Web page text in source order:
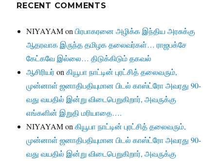
RECENT COMMENTS
NIYAYAMonபிரபாகரனை அழிக்க இந்திய அரசுக்கு
ஆதரவாக இருந்த தமிழக தலைவர்கள்… ராஜபக்சே
கேட்கவே இல்லை… திடுக்கிடும் தகவல்
ஆசிரியர்onகியூபா நாட்டின் புரட்சித் தலைவரும்,
முன்னாள் ஜனாதிபதியுமான பிடல் காஸ்ட்ரோ அவரது 90-
வது வயதில் இன்று விடைபெறுகிறார், அவருக்கு
எங்களின் இறுதி மரியாதை….
NIYAYAMonகியூபா நாட்டின் புரட்சித் தலைவரும்,
முன்னாள் ஜனாதிபதியுமான பிடல் காஸ்ட்ரோ அவரது 90-
வது வயதில் இன்று விடைபெறுகிறார், அவருக்கு